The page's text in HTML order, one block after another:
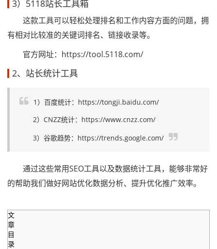
3）5118站长工具箱
这款工具可以轻松处理排名和工作内容方面的问题，拥
有相对比较准的关键词排名、链接收录等。
官方网址：https://tool.5118.com/
2、站长统计工具
1）百度统计：https://tongji.baidu.com/
2）CNZZ统计：https://www.cnzz.com/
3）谷歌趋势：https://trends.google.com/
通过这些常用SEO工具以及数据统计工具，能够非常好
的帮助我们做好网站优化数据分析、提升优化推广效率。
文
章
目
录